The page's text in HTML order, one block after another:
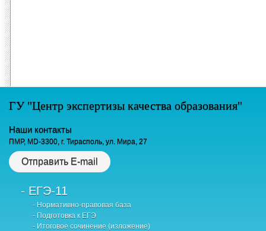
ГУ "Центр экспертизы качества образования"
Наши контакты
ПМР, MD-3300, г. Тирасполь, ул. Мира, 27
Отправить E-mail
- ЕГЭ-11
- Нормативно-правовая база
- Подготовка к ЕГЭ
- Итоговое сочинение (изложение)